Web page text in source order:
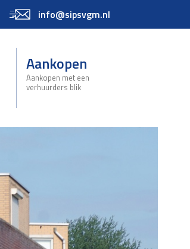
info@sipsvgm.nl
Aankopen
Aankopen met een
verhuurders blik